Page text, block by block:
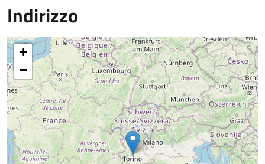
Indirizzo
+
−